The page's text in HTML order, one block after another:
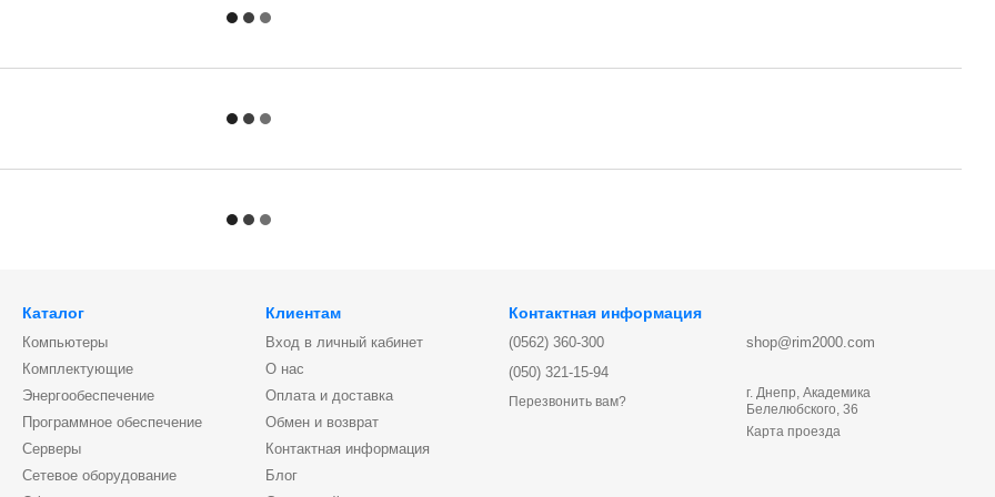
Каталог
Компьютеры
Комплектующие
Энергообеспечение
Программное обеспечение
Серверы
Сетевое оборудование
Клиентам
Вход в личный кабинет
О нас
Оплата и доставка
Обмен и возврат
Контактная информация
Блог
Контактная информация
(0562) 360-300
(050) 321-15-94
Перезвонить вам?
shop@rim2000.com
г. Днепр, Академика
Белелюбского, 36
Карта проезда